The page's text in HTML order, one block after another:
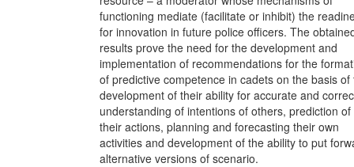
functioning mediate (facilitate or inhibit) the
for innovation in future police officers. The
results prove the need for the development and
implementation of recommendations for the
of predictive competence in cadets on the basis of
development of their ability for accurate and
understanding of intentions of others, prediction of
their actions, planning and forecasting their own
activities and development of the ability to put
alternative versions of scenario.